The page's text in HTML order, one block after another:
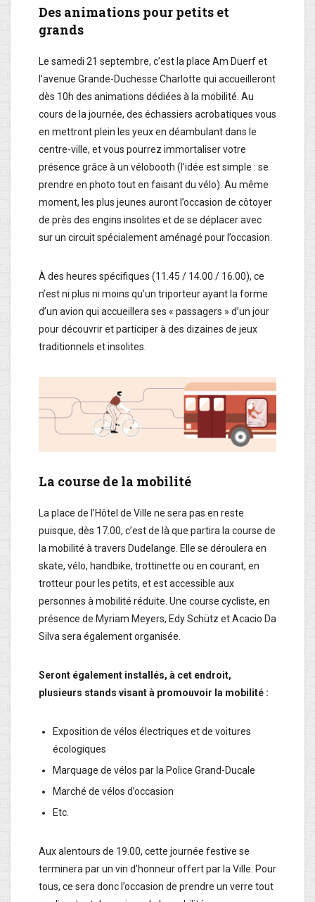
Des animations pour petits et
grands
Le samedi 21 septembre, c’est la place Am Duerf et
l’avenue Grande-Duchesse Charlotte qui accueilleront
dès 10h des animations dédiées à la mobilité. Au
cours de la journée, des échassiers acrobatiques vous
en mettront plein les yeux en déambulant dans le
centre-ville, et vous pourrez immortaliser votre
présence grâce à un vélobooth (l’idée est simple : se
prendre en photo tout en faisant du vélo). Au même
moment, les plus jeunes auront l’occasion de côtoyer
de près des engins insolites et de se déplacer avec
sur un circuit spécialement aménagé pour l’occasion.
À des heures spécifiques (11.45 / 14.00 / 16.00), ce
n’est ni plus ni moins qu’un triporteur ayant la forme
d’un avion qui accueillera ses « passagers » d’un jour
pour découvrir et participer à des dizaines de jeux
traditionnels et insolites.
La course de la mobilité
La place de l’Hôtel de Ville ne sera pas en reste
puisque, dès 17.00, c’est de là que partira la course de
la mobilité à travers Dudelange. Elle se déroulera en
skate, vélo, handbike, trottinette ou en courant, en
trotteur pour les petits, et est accessible aux
personnes à mobilité réduite. Une course cycliste, en
présence de Myriam Meyers, Edy Schütz et Acacio Da
Silva sera également organisée.
Seront également installés, à cet endroit,
plusieurs stands visant à promouvoir la mobilité :
Exposition de vélos électriques et de voitures
écologiques
Marquage de vélos par la Police Grand-Ducale
Marché de vélos d’occasion
Etc.
Aux alentours de 19.00, cette journée festive se
terminera par un vin d’honneur offert par la Ville. Pour
tous, ce sera donc l’occasion de prendre un verre tout